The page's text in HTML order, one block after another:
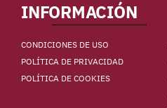
INFORMACIÓN
CONDICIONES DE USO
POLÍTICA DE PRIVACIDAD
POLÍTICA DE COOKIES